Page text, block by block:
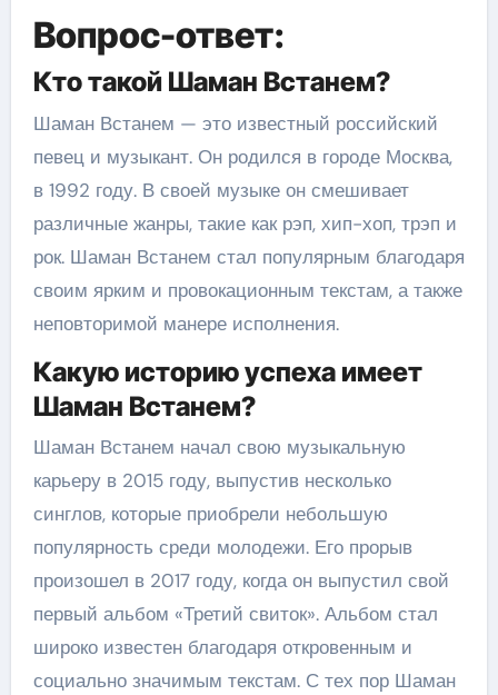
Вопрос-ответ:
Кто такой Шаман Встанем?
Шаман Встанем — это известный российский
певец и музыкант. Он родился в городе Москва,
в 1992 году. В своей музыке он смешивает
различные жанры, такие как рэп, хип-хоп, трэп и
рок. Шаман Встанем стал популярным благодаря
своим ярким и провокационным текстам, а также
неповторимой манере исполнения.
Какую историю успеха имеет
Шаман Встанем?
Шаман Встанем начал свою музыкальную
карьеру в 2015 году, выпустив несколько
синглов, которые приобрели небольшую
популярность среди молодежи. Его прорыв
произошел в 2017 году, когда он выпустил свой
первый альбом «Третий свиток». Альбом стал
широко известен благодаря откровенным и
социально значимым текстам. С тех пор Шаман